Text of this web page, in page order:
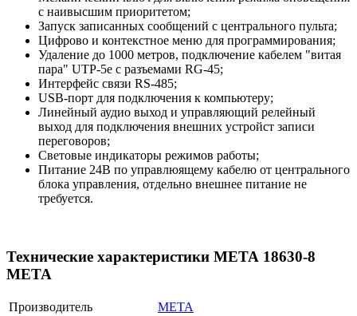
с наивысшим приоритетом;
Запуск записанных сообщений с центрального пульта;
Цифрово и контекстное меню для программирования;
Удаление до 1000 метров, подключение кабелем "витая
пара" UTP-5е с разъемами RG-45;
Интерфейс связи RS-485;
USB-порт для подключения к компьютеру;
Линейный аудио выход и управляющий релейный
выход для подключения внешних устройст записи
переговоров;
Световые индикаторы режимов работы;
Питание 24В по управлюящему кабелю от центрального
блока управления, отдельно внешнее питание не
требуется.
Технические характеристики МЕТА 18630-8
МЕТА
Производитель
МЕТА